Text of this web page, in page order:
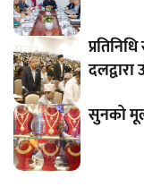
दलद्वारा
सुनको